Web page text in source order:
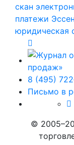
скан
платежи Эссен
юридическая
8 (495)
Письмо в
©